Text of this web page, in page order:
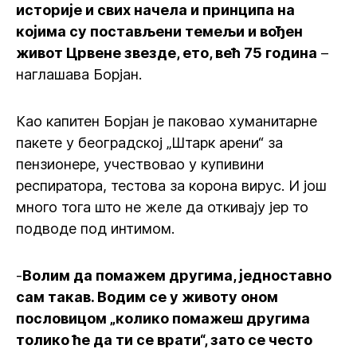
историје и свих начела и принципа на
којима су постављени темељи и вођен
живот Црвене звезде, ето, већ 75 година –
наглашава Борјан.
Као капитен Борјан је паковао хуманитарне
пакете у београдској „Штарк арени“ за
пензионере, учествовао у купивини
респиратора, тестова за корона вирус. И још
много тога што не желе да откивају јер то
подводе под интимом.
-Волим да помажем другима, једноставно
сам такав. Водим се у животу оном
пословицом „колико помажеш другима
толико ће да ти се врати“, зато се често